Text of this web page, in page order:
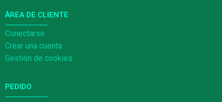
Conectarse
Crear una cuenta
Gestión de cookies
ÀREA DE CLIENTE
PEDIDO